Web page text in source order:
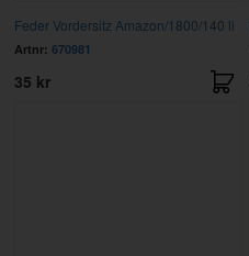
Feder Vordersitz Amazon/1800/140 li
Artnr: 670981
35 kr